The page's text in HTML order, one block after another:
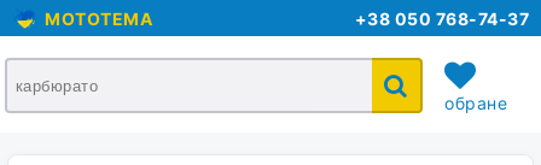
MOTOTEMA +38 050 768-74-37
обране